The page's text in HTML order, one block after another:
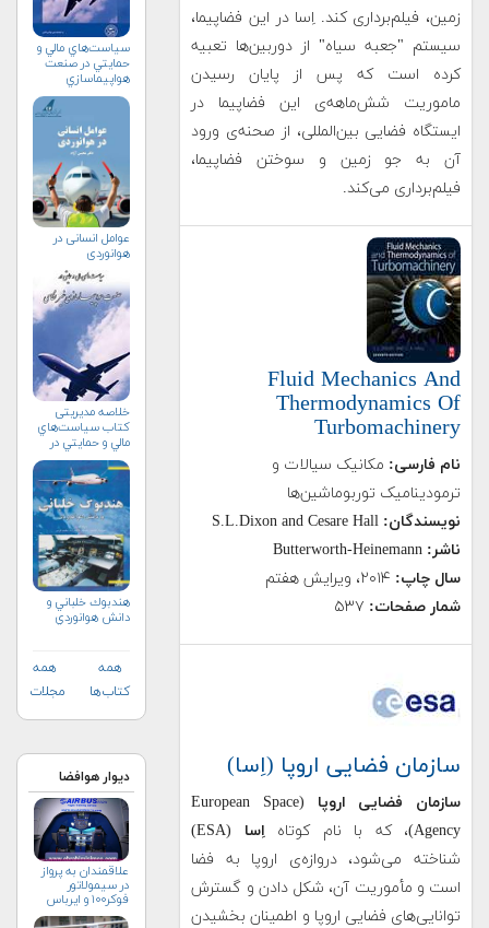
زمین، فیلم‌برداری کند. اِسا در این فضاپیما،
سیستم "جعبه سیاه" از دوربین‌ها تعبیه
کرده است که پس از پایان رسیدن
ماموریت شش‌ماهه‌ی این فضاپیما در
ایستگاه فضایی بین‌المللی، از صحنه‌ی ورود
آن به جو زمین و سوختن فضاپیما،
فیلم‌برداری می‌کند.
Fluid Mechanics And
Thermodynamics Of
Turbomachinery
نام فارسی: مکانیک سیالات و
ترمودینامیک توربوماشین‌ها
نویسندگان: S.L.Dixon and Cesare Hall
ناشر: Butterworth-Heinemann
سال چاپ: ۲۰۱۴، ویرایش هفتم
شمار صفحات: ۵۳۷
سازمان فضایی اروپا (اِسا)
سازمان فضایی اروپا
(European Space
Agency)، که با نام کوتاه
اِسا
(ESA)
شناخته می‌شود، دروازه­‌ی اروپا به فضا
است و مأموریت آن، شکل دادن و گسترش
توانایی­‌های فضایی اروپا و اطمینان بخشیدن
سياست‌هاي مالي و
حمايتي در صنعت
هواپيماسازي
غيرنظامي+دریافت
نسخه‌ الکترونیکی
عوامل انسانی در
هوانوردی
خلاصه مدیریتی
کتاب سياست‌هاي
مالي و حمايتي در
صنعت
هواپيماسازي
غيرنظامي+دریافت
نسخه‌ الکترونیکی
هندبوك خلباني و
دانش هوانوردي
همه
کتاب‌ها
همه
مجلات
دیوار هوافضا
علاقمندان به پرواز
در سیمولاتور
فوکر۱۰۰ و ایرباس